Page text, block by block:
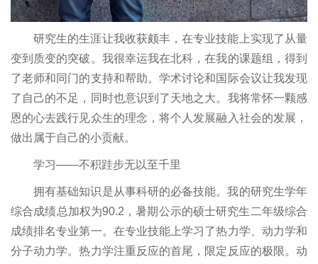
研究生的生涯让我收获颇丰，在专业技能上实现了从量
变到质变的突破。我很幸运我在北科，在我的课题组，得到
了老师和同门的支持和帮助。学术讨论和国际会议让我发现
了自己的不足，同时也意识到了天地之大。我将常怀一颗感
恩的心去践行见众生的理念，将个人发展融入社会的发展，
做出属于自己的小贡献。
学习——不积跬步无以至千里
拥有基础知识是从事科研的必备技能。我的研究生学年
综合成绩总加权为90.2，暑期公示的硕士研究生二年级综合
成绩排名专业第一。在专业技能上学习了热力学、动力学和
分子动力学。热力学注重反应的首尾，限定反应的极限。动